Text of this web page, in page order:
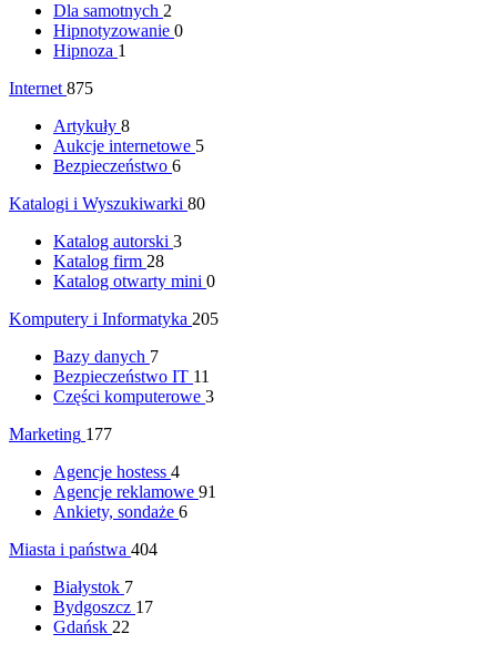
Dla samotnych 2
Hipnotyzowanie 0
Hipnoza 1
Internet 875
Artykuły 8
Aukcje internetowe 5
Bezpieczeństwo 6
Katalogi i Wyszukiwarki 80
Katalog autorski 3
Katalog firm 28
Katalog otwarty mini 0
Komputery i Informatyka 205
Bazy danych 7
Bezpieczeństwo IT 11
Części komputerowe 3
Marketing 177
Agencje hostess 4
Agencje reklamowe 91
Ankiety, sondaże 6
Miasta i państwa 404
Białystok 7
Bydgoszcz 17
Gdańsk 22